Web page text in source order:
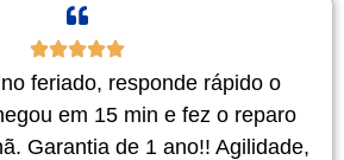
feriado, responde rápido o
em 15 min e fez o reparo
Garantia de 1 ano!! Agilidade,